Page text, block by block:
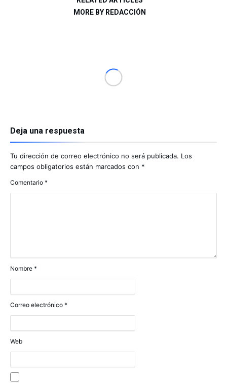
MORE BY REDACCIÓN
Deja una respuesta
Tu dirección de correo electrónico no será publicada. Los
campos obligatorios están marcados con *
Comentario *
Nombre *
Correo electrónico *
Web